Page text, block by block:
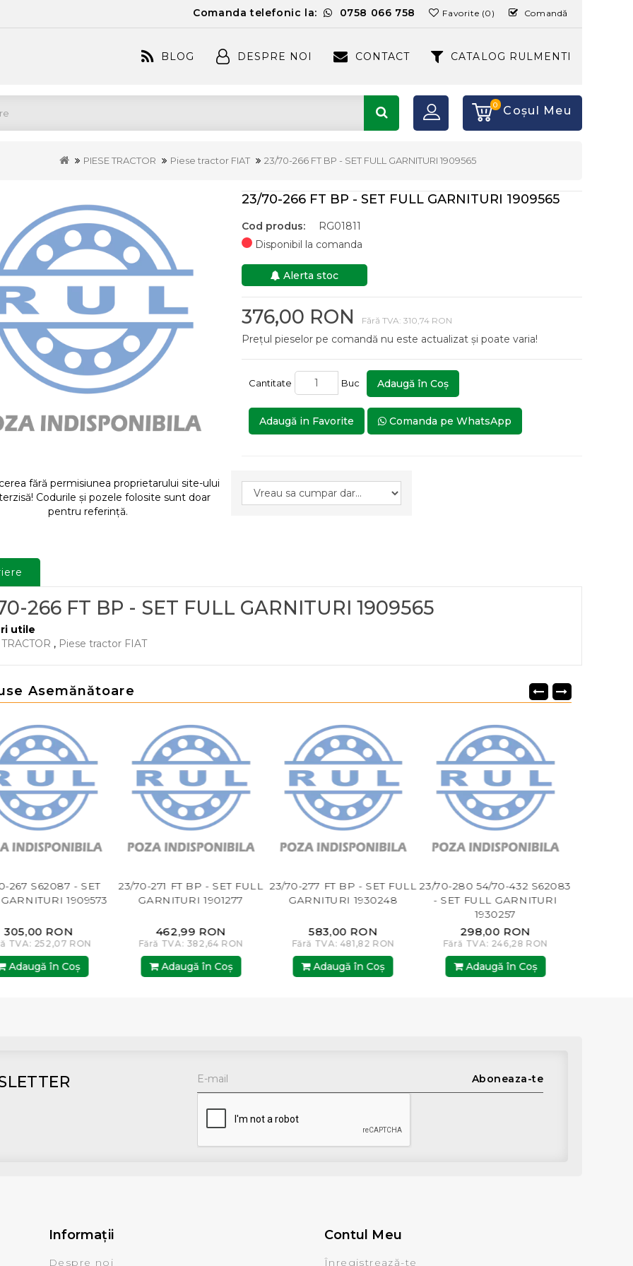
Comanda telefonic la: 0758 066 758 Favorite (0) Comandă
BLOG DESPRE NOI CONTACT CATALOG RULMENTI
0 Coşul Meu
PIESE TRACTOR Piese tractor FIAT 23/70-266 FT BP - SET FULL GARNITURI 1909565
fără permisiunea proprietarului site-ului
Codurile și pozele folosite sunt doar
pentru referință.
23/70-266 FT BP - SET FULL GARNITURI 1909565
Cod produs:
RG01811
Disponibil la comanda
Alerta stoc
376,00 RON Fără TVA: 310,74 RON
Prețul pieselor pe comandă nu este actualizat și poate varia!
Cantitate Buc Adaugă în Coş
Adaugă in Favorite Comanda pe WhatsApp
266 FT BP - SET FULL GARNITURI 1909565
utile
, Piese tractor FIAT
Asemănătoare
267 S62087 - SET
1909573
305,00 RON
TVA: 252,07 RON
Adaugă în Coş
23/70-271 FT BP - SET FULL
GARNITURI 1901277
462,99 RON
Fără TVA: 382,64 RON
Adaugă în Coş
23/70-277 FT BP - SET FULL
GARNITURI 1930248
583,00 RON
Fără TVA: 481,82 RON
Adaugă în Coş
23/70-280 54/70-432 S62083
- SET FULL GARNITURI
1930257
298,00 RON
Fără TVA: 246,28 RON
Adaugă în Coş
Aboneaza-te
Informaţii
Despre noi
Contul Meu
Înregistrează-te